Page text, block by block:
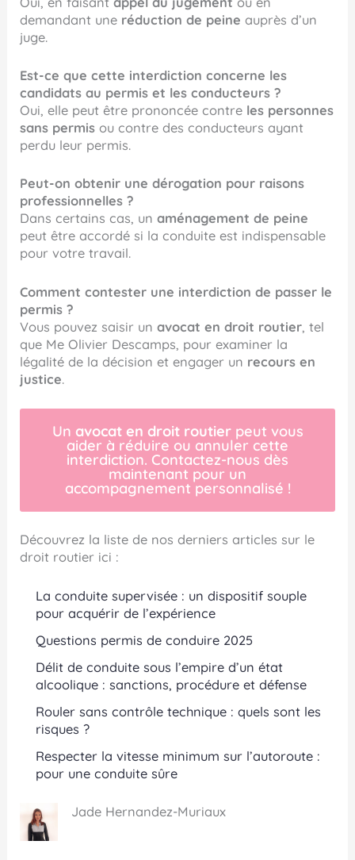
demandant une réduction de peine auprès d’un
juge.
Est-ce que cette interdiction concerne les
candidats au permis et les conducteurs ?
Oui, elle peut être prononcée contre les personnes
sans permis ou contre des conducteurs ayant
perdu leur permis.
Peut-on obtenir une dérogation pour raisons
professionnelles ?
Dans certains cas, unaménagement de peine
peut être accordé si la conduite est indispensable
pour votre travail.
Comment contester une interdiction de passer le
permis ?
Vous pouvez saisir unavocat en droit routier, tel
que Me Olivier Descamps, pour examiner la
légalité de la décision et engager un recours en
justice.
Un avocat en droit routierpeut vous
aider à réduire ou annuler cette
interdiction. Contactez-nous dès
maintenant pour un
accompagnement personnalisé !
Découvrez la liste de nos derniers articles sur le
droit routier ici :
La conduite supervisée : un dispositif souple
pour acquérir de l’expérience
Questions permis de conduire 2025
Délit de conduite sous l’empire d’un état
alcoolique : sanctions, procédure et défense
Rouler sans contrôle technique : quels sont les
risques ?
Respecter la vitesse minimum sur l’autoroute :
pour une conduite sûre
Jade Hernandez-Muriaux